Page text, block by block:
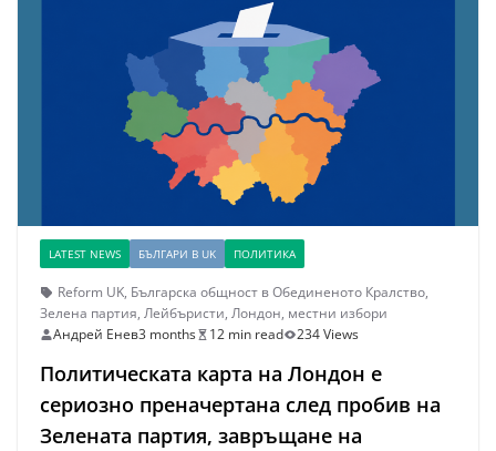
LATEST NEWS БЪЛГАРИ В UK ПОЛИТИКА
Reform UK, Българска общност в Обединеното Кралство,
Зелена партия, Лейбъристи, Лондон, местни избори
Андрей Енев3 months 12 min read 234 Views
Политическата карта на Лондон е
сериозно преначертана след пробив на
Зелената партия, завръщане на